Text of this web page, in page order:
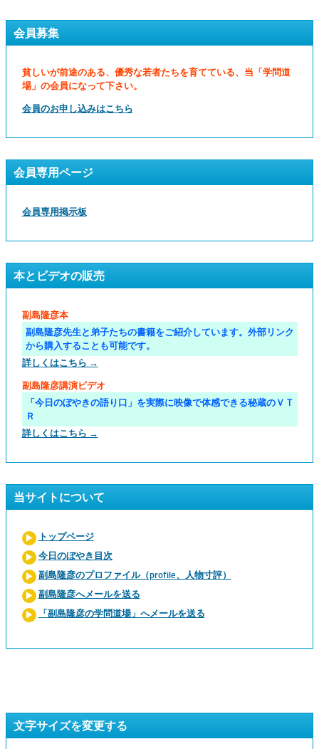
会員募集
貧しいが前途のある、優秀な若者たちを育てている、当「学問道
場」の会員になって下さい。
会員のお申し込みはこちら
会員専用ページ
会員専用掲示板
本とビデオの販売
副島隆彦本
副島隆彦先生と弟子たちの書籍をご紹介しています。外部リンク
から購入することも可能です。
詳しくはこちら →
副島隆彦講演ビデオ
「今日のぼやきの語り口」を実際に映像で体感できる秘蔵のＶＴ
Ｒ
詳しくはこちら →
当サイトについて
トップページ
今日のぼやき目次
副島隆彦のプロファイル（profile、人物寸評）
副島隆彦へメールを送る
「副島隆彦の学問道場」へメールを送る
文字サイズを変更する